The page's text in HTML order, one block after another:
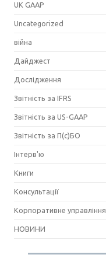
UK GAAP
Uncategorized
війна
Дайджест
Дослідження
Звітність за IFRS
Звітність за US-GAAP
Звітність за П(с)БО
Інтерв'ю
Книги
Консультації
Корпоративне управління
НОВИНИ